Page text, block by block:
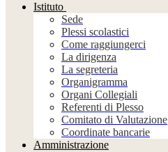
Istituto
Sede
Plessi scolastici
Come raggiungerci
La dirigenza
La segreteria
Organigramma
Organi Collegiali
Referenti di Plesso
Comitato di Valutazione
Coordinate bancarie
Amministrazione